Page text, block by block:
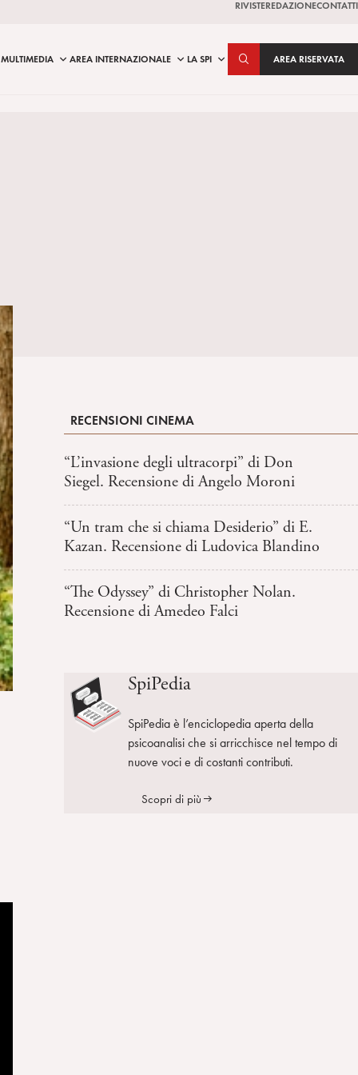
RIVISTEREDAZIONECONTATTI
MULTIMEDIA AREA INTERNAZIONALE LA SPI AREA RISERVATA
RECENSIONI CINEMA
“L’invasione degli ultracorpi” di Don
Siegel. Recensione di Angelo Moroni
“Un tram che si chiama Desiderio” di E.
Kazan. Recensione di Ludovica Blandino
“The Odyssey” di Christopher Nolan.
Recensione di Amedeo Falci
SpiPedia
SpiPedia è l’enciclopedia aperta della
psicoanalisi che si arricchisce nel tempo di
nuove voci e di costanti contributi.
Scopri di più